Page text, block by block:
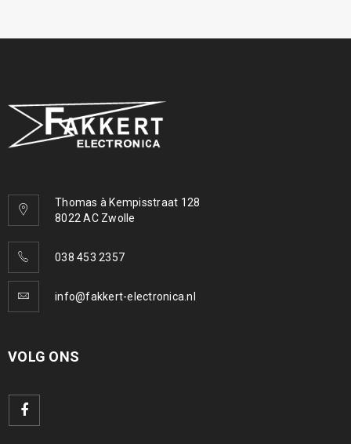
Thomas à Kempisstraat 128
8022 AC Zwolle
038 453 2357
info@fakkert-electronica.nl
VOLG ONS